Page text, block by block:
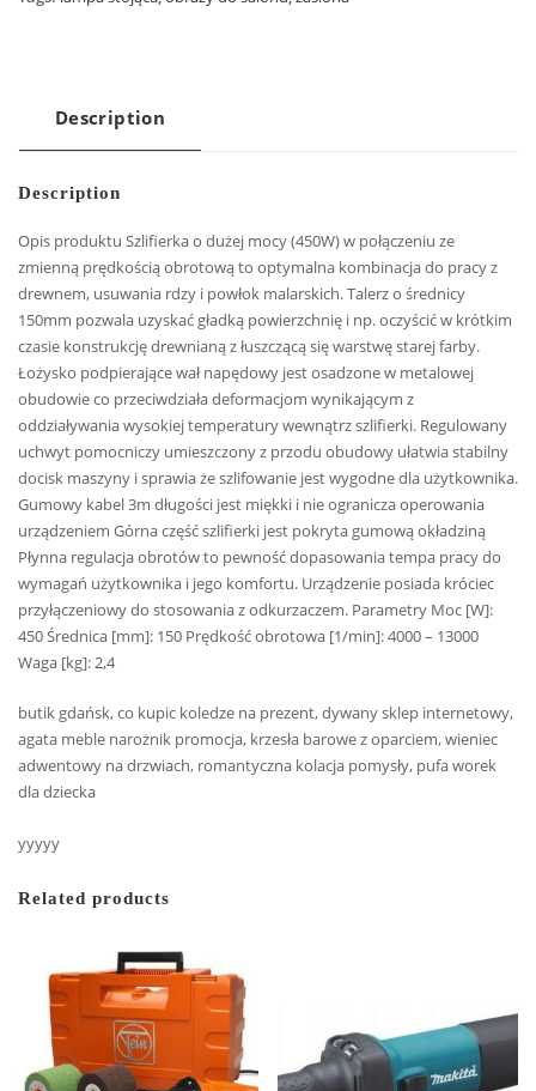
Description
Description
Opis produktu Szlifierka o dużej mocy (450W) w połączeniu ze
zmienną prędkością obrotową to optymalna kombinacja do pracy z
drewnem, usuwania rdzy i powłok malarskich. Talerz o średnicy
150mm pozwala uzyskać gładką powierzchnię i np. oczyścić w krótkim
czasie konstrukcję drewnianą z łuszczącą się warstwę starej farby.
Łożysko podpierające wał napędowy jest osadzone w metalowej
obudowie co przeciwdziała deformacjom wynikającym z
oddziaływania wysokiej temperatury wewnątrz szlifierki. Regulowany
uchwyt pomocniczy umieszczony z przodu obudowy ułatwia stabilny
docisk maszyny i sprawia że szlifowanie jest wygodne dla użytkownika.
Gumowy kabel 3m długości jest miękki i nie ogranicza operowania
urządzeniem Górna część szlifierki jest pokryta gumową okładziną
Płynna regulacja obrotów to pewność dopasowania tempa pracy do
wymagań użytkownika i jego komfortu. Urządzenie posiada króciec
przyłączeniowy do stosowania z odkurzaczem. Parametry Moc [W]:
450 Średnica [mm]: 150 Prędkość obrotowa [1/min]: 4000 – 13000
Waga [kg]: 2,4
butik gdańsk, co kupic koledze na prezent, dywany sklep internetowy,
agata meble narożnik promocja, krzesła barowe z oparciem, wieniec
adwentowy na drzwiach, romantyczna kolacja pomysły, pufa worek
dla dziecka
yyyyy
Related products